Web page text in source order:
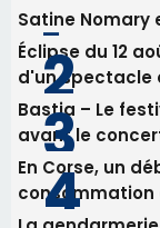
Satine Nomary
Éclipse du 12
d'un spectacle
Bastia – Le
avant le
En Corse, un
consommation